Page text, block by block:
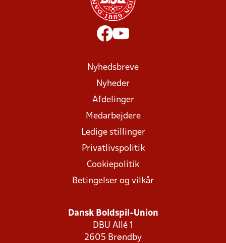
Nyhedsbreve
Nyheder
Afdelinger
Medarbejdere
Ledige stillinger
Privatlivspolitik
Cookiepolitik
Betingelser og vilkår
Dansk Boldspil-Union
DBU Allé 1
2605 Brøndby